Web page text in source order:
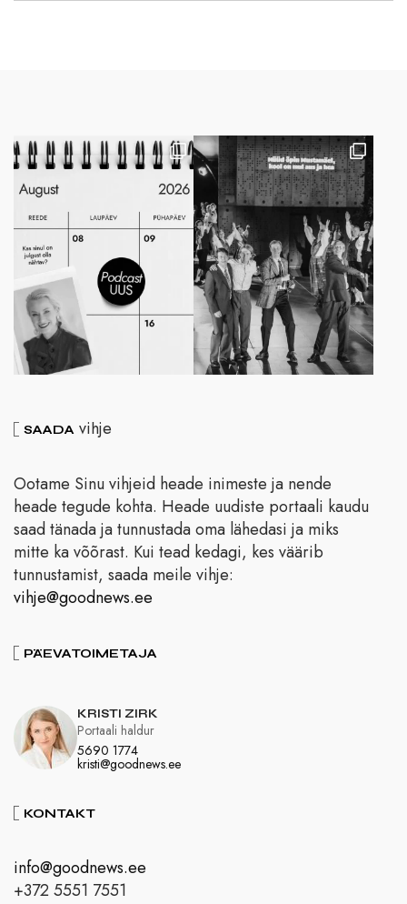
SAADA vihje
Ootame Sinu vihjeid heade inimeste ja nende
heade tegude kohta. Heade uudiste portaali kaudu
saad tänada ja tunnustada oma lähedasi ja miks
mitte ka võõrast. Kui tead kedagi, kes väärib
tunnustamist, saada meile vihje:
vihje@goodnews.ee
PÄEVATOIMETAJA
KRISTI ZIRK
5690 1774
kristi@goodnews.ee
Portaali haldur
KONTAKT
info@goodnews.ee
+372 5551 7551